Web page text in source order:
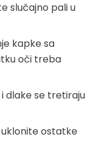
slučajno pali u
kapke sa
oči treba
dlake se tretiraju
ostatke